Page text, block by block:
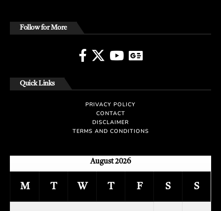
Follow for More
Quick Links
PRIVACY POLICY
CONTACT
DISCLAIMER
TERMS AND CONDITIONS
August 2026
M T W T F S S